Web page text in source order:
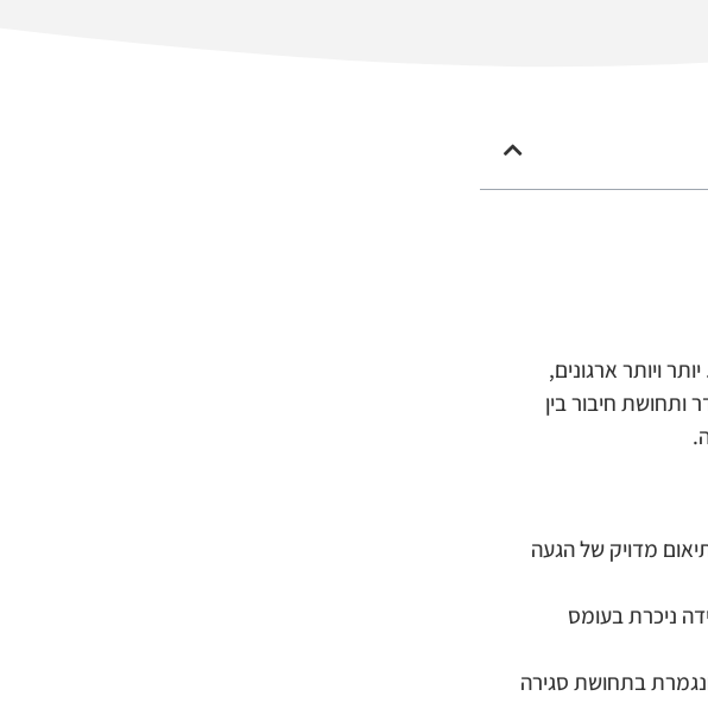
ויותר ארגונים,
ותחושת חיבור בין
מדויק של הגעה
ניכרת בעומס
ונגמרת בתחושת סגירה